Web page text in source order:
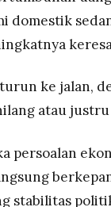
ke jalan,
atau
persoalan
stabilitas